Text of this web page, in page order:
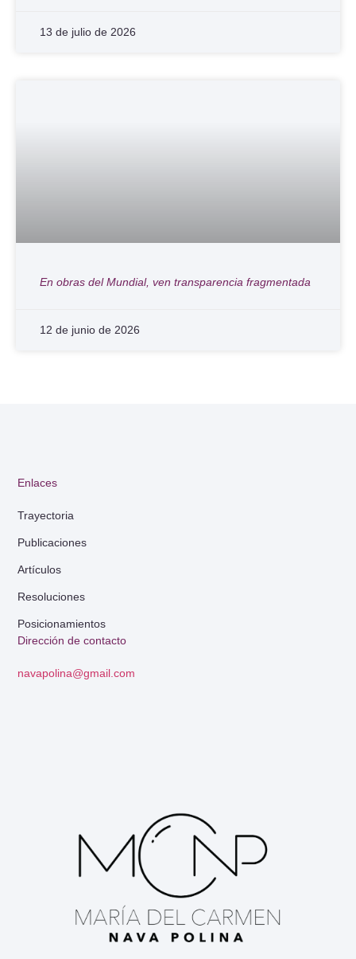
13 de julio de 2026
En obras del Mundial, ven transparencia fragmentada
12 de junio de 2026
Dirección de contacto
navapolina@gmail.com
Enlaces
Trayectoria
Publicaciones
Artículos
Resoluciones
Posicionamientos